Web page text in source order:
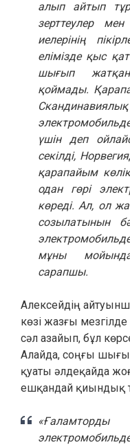
алып айтып
зерттеулер
иелерінің
елімізде қыс
шығып жатқан
қоймады.
үшін деп
секілді,
қарапайым
одан гөрі
көреді. Ал, ол
созылатынын
мұны
сарапшы.
Алексейдің
көзі жазғы
сәл азайып, бұл
Алайда, соңғы
қуаты әлдеқайда
ешқандай қиындық